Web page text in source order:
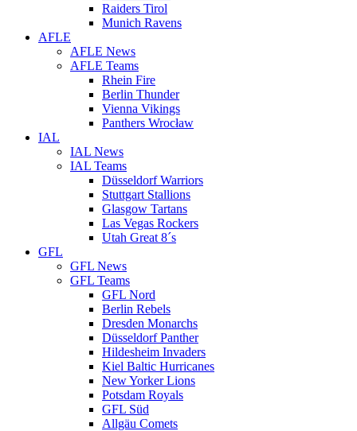
Raiders Tirol
Munich Ravens
AFLE
AFLE News
AFLE Teams
Rhein Fire
Berlin Thunder
Vienna Vikings
Panthers Wrocław
IAL
IAL News
IAL Teams
Düsseldorf Warriors
Stuttgart Stallions
Glasgow Tartans
Las Vegas Rockers
Utah Great 8´s
GFL
GFL News
GFL Teams
GFL Nord
Berlin Rebels
Dresden Monarchs
Düsseldorf Panther
Hildesheim Invaders
Kiel Baltic Hurricanes
New Yorker Lions
Potsdam Royals
GFL Süd
Allgäu Comets